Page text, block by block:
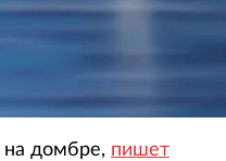
на домбре, пишет